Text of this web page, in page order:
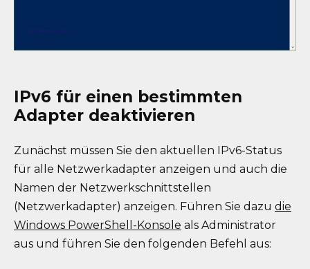
IPv6 für einen bestimmten
Adapter deaktivieren
Zunächst müssen Sie den aktuellen IPv6-Status
für alle Netzwerkadapter anzeigen und auch die
Namen der Netzwerkschnittstellen
(Netzwerkadapter) anzeigen. Führen Sie dazu die
Windows PowerShell-Konsole als Administrator
aus und führen Sie den folgenden Befehl aus: